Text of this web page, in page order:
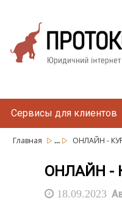
Сервисы для клиентов
Главная ... ОНЛАЙН -
ОНЛАЙН -
18.09.2023